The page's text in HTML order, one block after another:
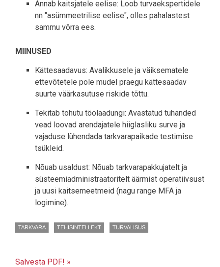
Annab kaitsjatele eelise: Loob turvaekspertidele
nn "asümmeetrilise eelise", olles pahalastest
sammu võrra ees.
MIINUSED
Kättesaadavus: Avalikkusele ja väiksematele
ettevõtetele pole mudel praegu kättesaadav
suurte väärkasutuse riskide tõttu.
Tekitab tohutu töölaadungi: Avastatud tuhanded
vead loovad arendajatele hiiglasliku surve ja
vajaduse lühendada tarkvarapaikade testimise
tsükleid.
Nõuab usaldust: Nõuab tarkvarapakkujatelt ja
süsteemiadministraatoritelt äärmist operatiivsust
ja uusi kaitsemeetmeid (nagu range MFA ja
logimine).
TARKVARA TEHISINTELLEKT TURVALISUS
Salvesta PDF! »